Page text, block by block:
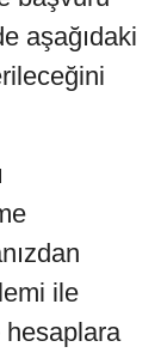
aşağıdaki
ile
hesaplara